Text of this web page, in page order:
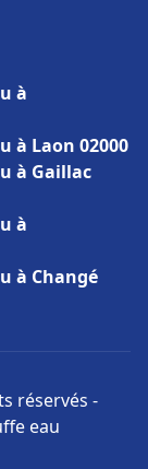
à
à Laon 02000
à Gaillac
à
à Changé
réservés -
eau